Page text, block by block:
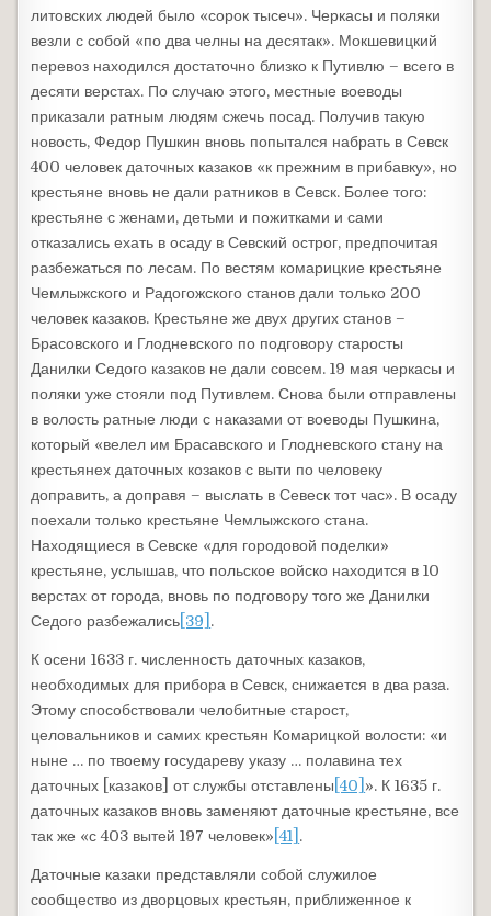
литовских людей было «сорок тысеч». Черкасы и поляки
везли с собой «по два челны на десятак». Мокшевицкий
перевоз находился достаточно близко к Путивлю – всего в
десяти верстах. По случаю этого, местные воеводы
приказали ратным людям сжечь посад. Получив такую
новость, Федор Пушкин вновь попытался набрать в Севск
400 человек даточных казаков «к прежним в прибавку», но
крестьяне вновь не дали ратников в Севск. Более того:
крестьяне с женами, детьми и пожитками и сами
отказались ехать в осаду в Севский острог, предпочитая
разбежаться по лесам. По вестям комарицкие крестьяне
Чемлыжского и Радогожского станов дали только 200
человек казаков. Крестьяне же двух других станов –
Брасовского и Глодневского по подговору старосты
Данилки Седого казаков не дали совсем. 19 мая черкасы и
поляки уже стояли под Путивлем. Снова были отправлены
в волость ратные люди с наказами от воеводы Пушкина,
который «велел им Брасавского и Глодневского стану на
крестьянех даточных козаков с выти по человеку
доправить, а доправя – выслать в Севеск тот час». В осаду
поехали только крестьяне Чемлыжского стана.
Находящиеся в Севске «для городовой поделки»
крестьяне, услышав, что польское войско находится в 10
верстах от города, вновь по подговору того же Данилки
Седого разбежались [39] .
К осени 1633 г. численность даточных казаков,
необходимых для прибора в Севск, снижается в два раза.
Этому способствовали челобитные старост,
целовальников и самих крестьян Комарицкой волости: «и
ныне … по твоему государеву указу … полавина тех
даточных [казаков] от службы отставлены [40] ». К 1635 г.
даточных казаков вновь заменяют даточные крестьяне, все
так же «с 403 вытей 197 человек» [41] .
Даточные казаки представляли собой служилое
сообщество из дворцовых крестьян, приближенное к